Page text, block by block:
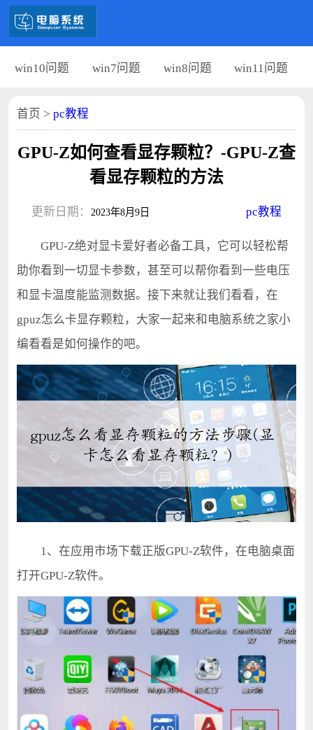
win10问题 win7问题 win8问题 win11问题
首页 > pc教程
GPU-Z如何查看显存颗粒？-GPU-Z查
看显存颗粒的方法
更新日期： 2023年8月9日 pc教程
GPU-Z绝对显卡爱好者必备工具，它可以轻松帮
助你看到一切显卡参数，甚至可以帮你看到一些电压
和显卡温度能监测数据。接下来就让我们看看，在
gpuz怎么卡显存颗粒，大家一起来和电脑系统之家小
编看看是如何操作的吧。
1、在应用市场下载正版GPU-Z软件，在电脑桌面
打开GPU-Z软件。